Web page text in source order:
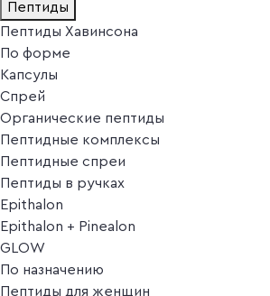
Пептиды
Пептиды Хавинсона
По форме
Капсулы
Спрей
Органические пептиды
Пептидные комплексы
Пептидные спреи
Пептиды в ручках
Epithalon
Epithalon + Pinealon
GLOW
По назначению
Пептиды для женщин